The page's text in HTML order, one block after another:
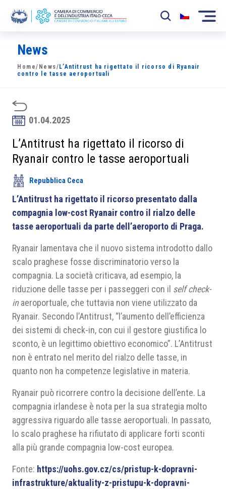
La Camera
News
Sviluppo Mercato
Soci
Partner
Progetti
Area riservata
News
Home/ News/ L’Antitrust ha rigettato il ricorso di Ryanair
contro le tasse aeroportuali
01.04.2025
L’Antitrust ha rigettato il ricorso di
Ryanair contro le tasse aeroportuali
Repubblica Ceca
L’Antitrust ha rigettato il ricorso presentato dalla
compagnia low-cost Ryanair contro il rialzo delle
tasse aeroportuali da parte dell’aeroporto di Praga.
Ryanair lamentava che il nuovo sistema introdotto dallo
scalo praghese fosse discriminatorio verso la
compagnia. La società criticava, ad esempio, la
riduzione delle tasse per i passeggeri con il self check-
inaeroportuale, che tuttavia non viene utilizzato da
Ryanair. Secondo l’Antitrust, “l’aumento dell’efficienza
dei sistemi di check-in, con cui il gestore giustifica lo
sconto, è un legittimo obiettivo economico”. L’Antitrust
non è entrato nel merito del rialzo delle tasse, in
quanto non ha competenze legislative in materia.
Ryanair può ricorrere contro la decisione dell’ente. La
compagnia irlandese è nota per la sua strategia molto
aggressiva riguardo alle tasse aeroportuali. In passato,
lo scalo praghese ha rifiutato di applicare forti sconti
alla più grande compagnia low-cost europea.
Fonte: https://uohs.gov.cz/cs/pristup-k-dopravni-
infrastrukture/aktuality-z-pristupu-k-dopravni-